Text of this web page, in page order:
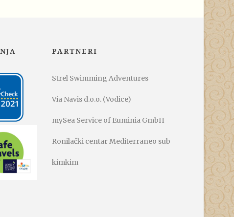
PARTNERI
Strel Swimming Adventures
Via Navis d.o.o. (Vodice)
mySea Service of Euminia GmbH
Ronilački centar Mediterraneo sub
kimkim